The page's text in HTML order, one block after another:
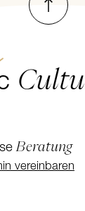
Beratung
vereinbaren